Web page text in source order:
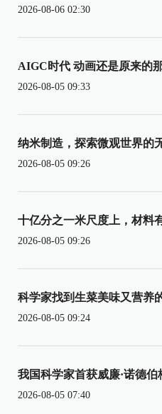
2026-08-06 02:30
AIGC时代 动画还是原来的
2026-08-05 09:33
纳米制造，探索微观世界的
2026-08-05 09:26
十亿分之一米尺度上，材料
2026-08-05 09:26
科学家找到生菜美味又营养
2026-08-05 09:24
我国科学家首获威廉·诺德伯
2026-08-05 07:40